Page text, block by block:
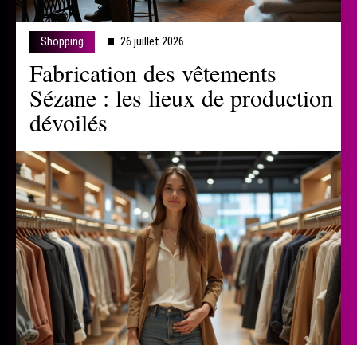
Shopping 26 juillet 2026
Fabrication des vêtements
Sézane : les lieux de production
dévoilés